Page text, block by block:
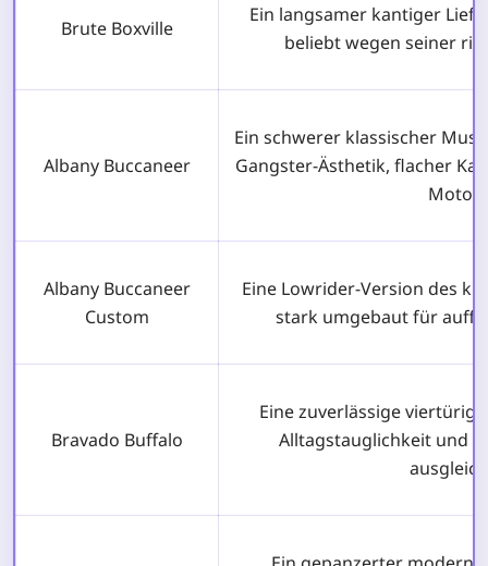
Brute Boxville
Ein langsamer kantiger
beliebt wegen seiner
Albany Buccaneer
Ein schwerer klassischer
Gangster-Ästhetik, flacher
Motor.
Albany Buccaneer
Custom
Eine Lowrider-Version des
stark umgebaut für
Bravado Buffalo
Eine zuverlässige
Alltagstauglichkeit und